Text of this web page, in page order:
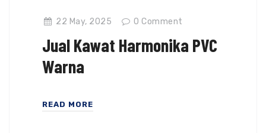
22 May, 2025 0 Comment
Jual Kawat Harmonika PVC
Warna
READ MORE